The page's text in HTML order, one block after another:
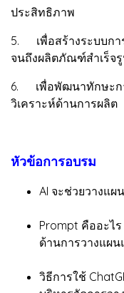
ประสิทธิภาพ
5. เพื่อสร้างระบบกา
จนถึงผลิตภัณฑ์สำเร็จ
6. เพื่อพัฒนาทักษะกา
วิเคราะห์ด้านการผลิต
หัวข้อการอบรม
AI จะช่วยวางแ
Prompt คืออะไ
ด้านการวางแผ
วิธีการใช้